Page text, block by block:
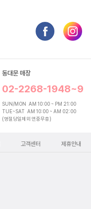
동대문 매장
02-2268-1948~9
SUN/MON AM 10:00 ~ PM 21:00
TUE~SAT AM 10:00 ~ AM 02:00
(명절당일제외 연중무휴)
고객센터 제휴안내